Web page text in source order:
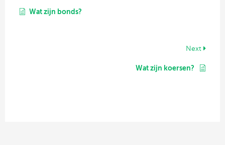
Wat zijn bonds?
Next
Wat zijn koersen?